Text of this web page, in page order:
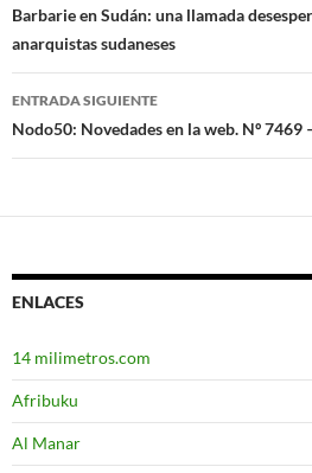
Navegación
de
entradas
Barbarie en Sudán: una llamada
anarquistas sudaneses
ENTRADA SIGUIENTE
Nodo50: Novedades en la web. Nº 7469
ENLACES
14 milimetros.com
Afribuku
Al Manar